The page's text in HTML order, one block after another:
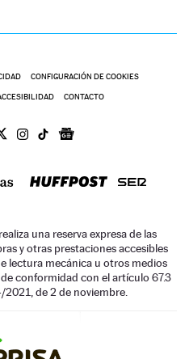
CONFIGURACIÓN DE COOKIES
CONTACTO
realiza una reserva expresa de las
y otras prestaciones accesibles
lectura mecánica u otros medios
conformidad con el artículo 67.3
2021, de 2 de noviembre.